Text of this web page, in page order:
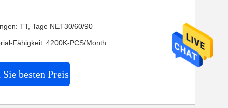
TT, Tage NET30/60/90
Fähigkeit: 4200K-PCS/Month
besten Preis